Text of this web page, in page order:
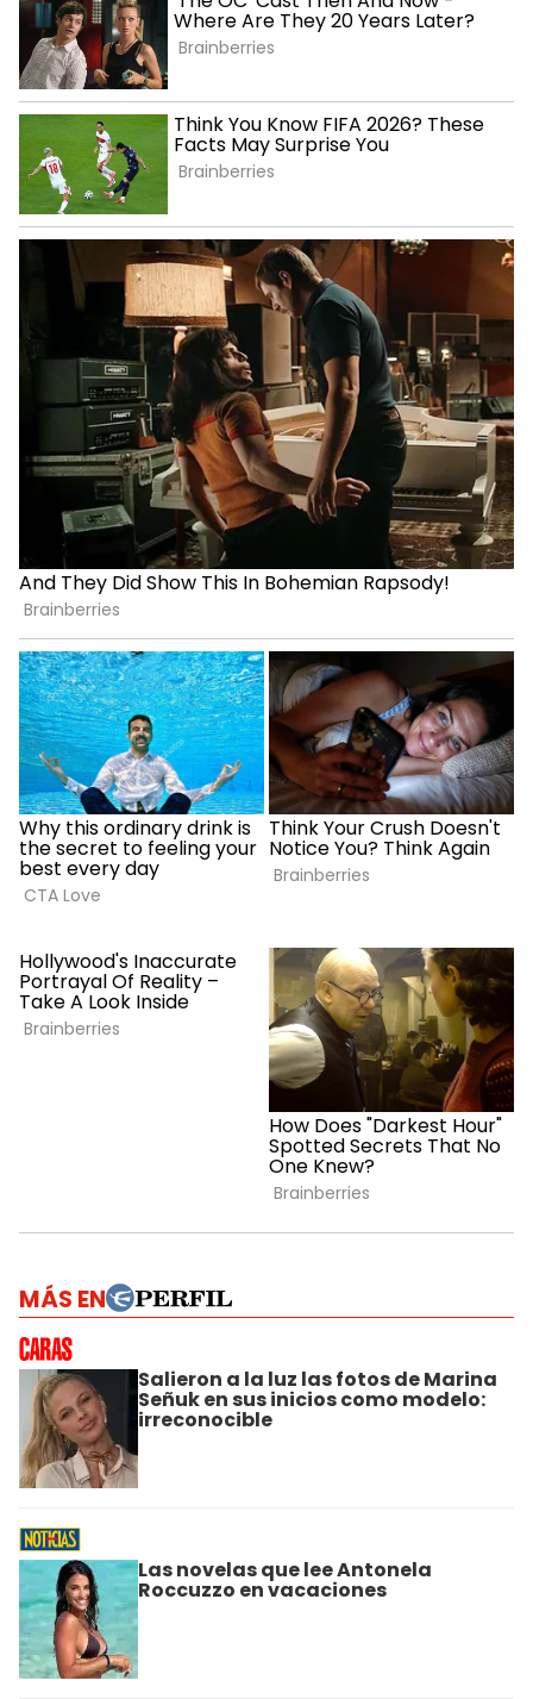
MÁS EN
Salieron a la luz las fotos de Marina
Señuk en sus inicios como modelo:
irreconocible
Las novelas que lee Antonela
Roccuzzo en vacaciones